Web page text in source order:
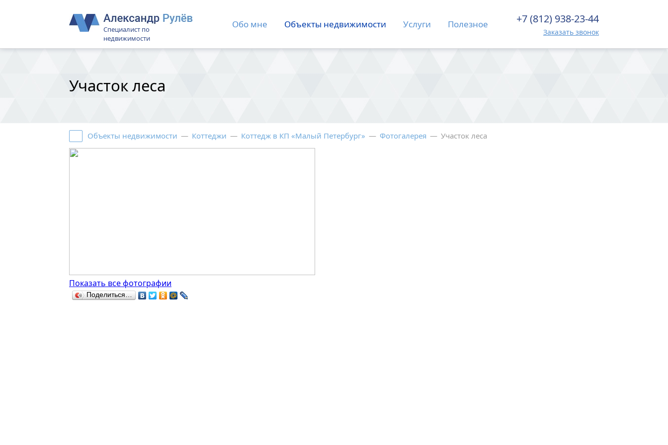
Специалист по
недвижимости
Обо мне Объекты недвижимости Услуги Полезное +7 (812) 938-23-44
Заказать звонок
Участок леса
Объекты недвижимости — Коттеджи — Коттедж в КП «Малый Петербург» — Фотогалерея — Участок леса
Показать все фотографии
Поделиться…